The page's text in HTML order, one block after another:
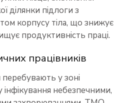
ділянки підлоги з
корпусу тіла, що знижує
продуктивність праці.
працівників
у зоні
небезпечними,